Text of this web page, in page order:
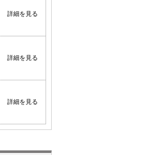
詳細を見る
詳細を見る
詳細を見る